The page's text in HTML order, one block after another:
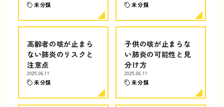
未分類 未分類
高齢者の咳が止まら
ない肺炎のリスクと
注意点
2025.06.11
未分類
子供の咳が止まらな
い肺炎の可能性と見
分け方
2025.06.11
未分類